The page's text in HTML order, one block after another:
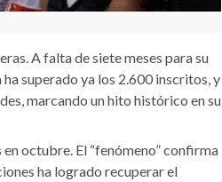
A falta de siete meses para su
superado ya los 2.600 inscritos, y
marcando un hito histórico en su
octubre. El “fenómeno” confirma
ha logrado recuperar el